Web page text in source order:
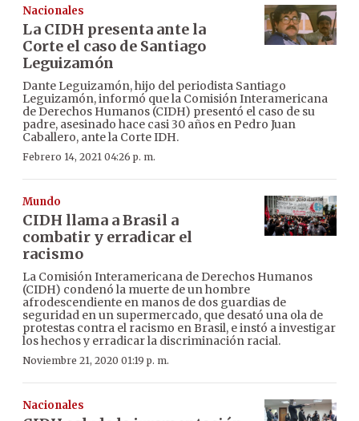
Nacionales
La CIDH presenta ante la
Corte el caso de Santiago
Leguizamón
Dante Leguizamón, hijo del periodista Santiago
Leguizamón, informó que la Comisión Interamericana
de Derechos Humanos (CIDH) presentó el caso de su
padre, asesinado hace casi 30 años en Pedro Juan
Caballero, ante la Corte IDH.
Febrero 14, 2021 04:26 p. m.
Mundo
CIDH llama a Brasil a
combatir y erradicar el
racismo
La Comisión Interamericana de Derechos Humanos
(CIDH) condenó la muerte de un hombre
afrodescendiente en manos de dos guardias de
seguridad en un supermercado, que desató una ola de
protestas contra el racismo en Brasil, e instó a investigar
los hechos y erradicar la discriminación racial.
Noviembre 21, 2020 01:19 p. m.
Nacionales